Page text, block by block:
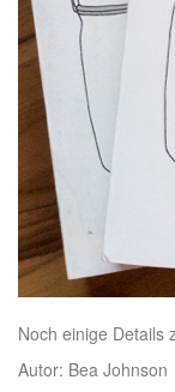
Noch einige Details
Autor: Bea Johnson